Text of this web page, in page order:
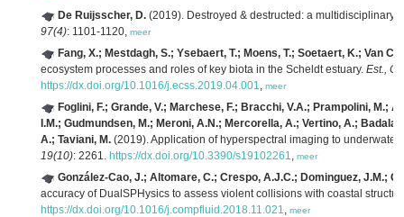
De Ruijsscher, D. (2019). Destroyed & destructed: a multidisciplinary
97(4): 1101-1120, meer
Fang, X.; Mestdagh, S.; Ysebaert, T.; Moens, T.; Soetaert, K.; Van
ecosystem processes and roles of key biota in the Scheldt estuary. Est.,
https://dx.doi.org/10.1016/j.ecss.2019.04.001, meer
Foglini, F.; Grande, V.; Marchese, F.; Bracchi, V.A.; Prampolini, M.;
I.M.; Gudmundsen, M.; Meroni, A.N.; Mercorella, A.; Vertino, A.;
A.; Taviani, M. (2019). Application of hyperspectral imaging to
19(10): 2261. https://dx.doi.org/10.3390/s19102261, meer
González-Cao, J.; Altomare, C.; Crespo, A.J.C.; Dominguez, J.M.;
accuracy of DualSPHysics to assess violent collisions with coastal
https://dx.doi.org/10.1016/j.compfluid.2018.11.021, meer